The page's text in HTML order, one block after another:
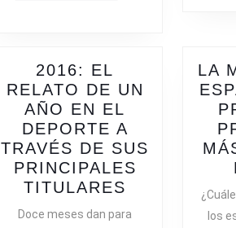
2016: EL
RELATO DE UN
AÑO EN EL
DEPORTE A
TRAVÉS DE SUS
PRINCIPALES
TITULARES
Doce meses dan para
LA
los